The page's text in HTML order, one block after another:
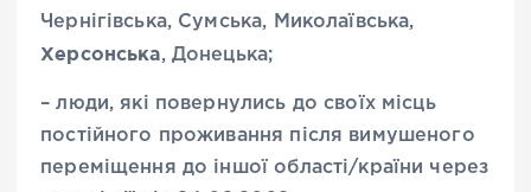
Чернігівська, Сумська, Миколаївська,
Херсонська, Донецька;
– люди, які повернулись до своїх місць
постійного проживання після вимушеного
переміщення до іншої області/країни через